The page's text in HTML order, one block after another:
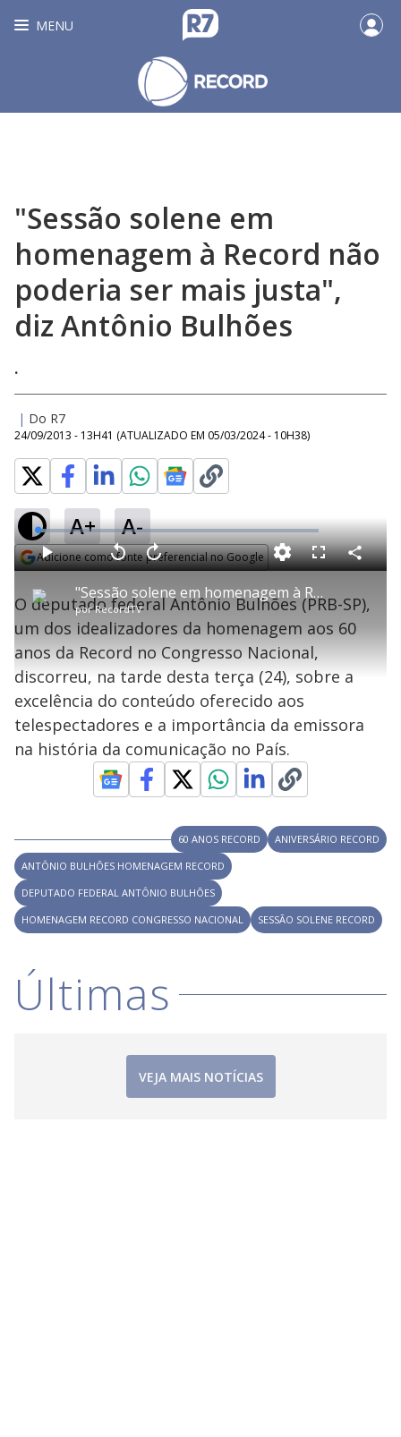
MENU
"Sessão solene em
homenagem à Record não
poderia ser mais justa",
diz Antônio Bulhões
.
| Do R7
24/09/2013 - 13H41 (ATUALIZADO EM 05/03/2024 - 10H38)
A+ A-
Adicione como fonte preferencial no Google
P
l
a
y
V
i
d
e
"Sessão solene em homenagem à Record não poderia ser mais justa", diz Antônio Bulhões
porRecordTV
P V
t
a
r
0
e
g
n
d
A
a
n
ç
a
1
s
e
u
n
d
o
s
L
o
a
d
e
:
2
.
8
2
%
F
l
s
c
e
C
o
a
r
i
l
O deputado federal Antônio Bulhões (PRB-SP),
um dos idealizadores da homenagem aos 60
anos da Record no Congresso Nacional,
discorreu, na tarde desta terça (24), sobre a
excelência do conteúdo oferecido aos
telespectadores e a importância da emissora
na história da comunicação no País.
60 ANOS RECORD
ANIVERSÁRIO RECORD
ANTÔNIO BULHÕES HOMENAGEM RECORD
DEPUTADO FEDERAL ANTÔNIO BULHÕES
HOMENAGEM RECORD CONGRESSO NACIONAL
SESSÃO SOLENE RECORD
Últimas
VEJA MAIS NOTÍCIAS